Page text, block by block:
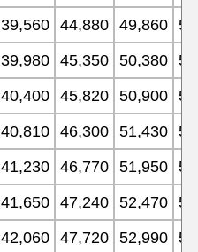
39,560 44,880 49,860
39,980 45,350 50,380
40,400 45,820 50,900
40,810 46,300 51,430
41,230 46,770 51,950
41,650 47,240 52,470
42,060 47,720 52,990